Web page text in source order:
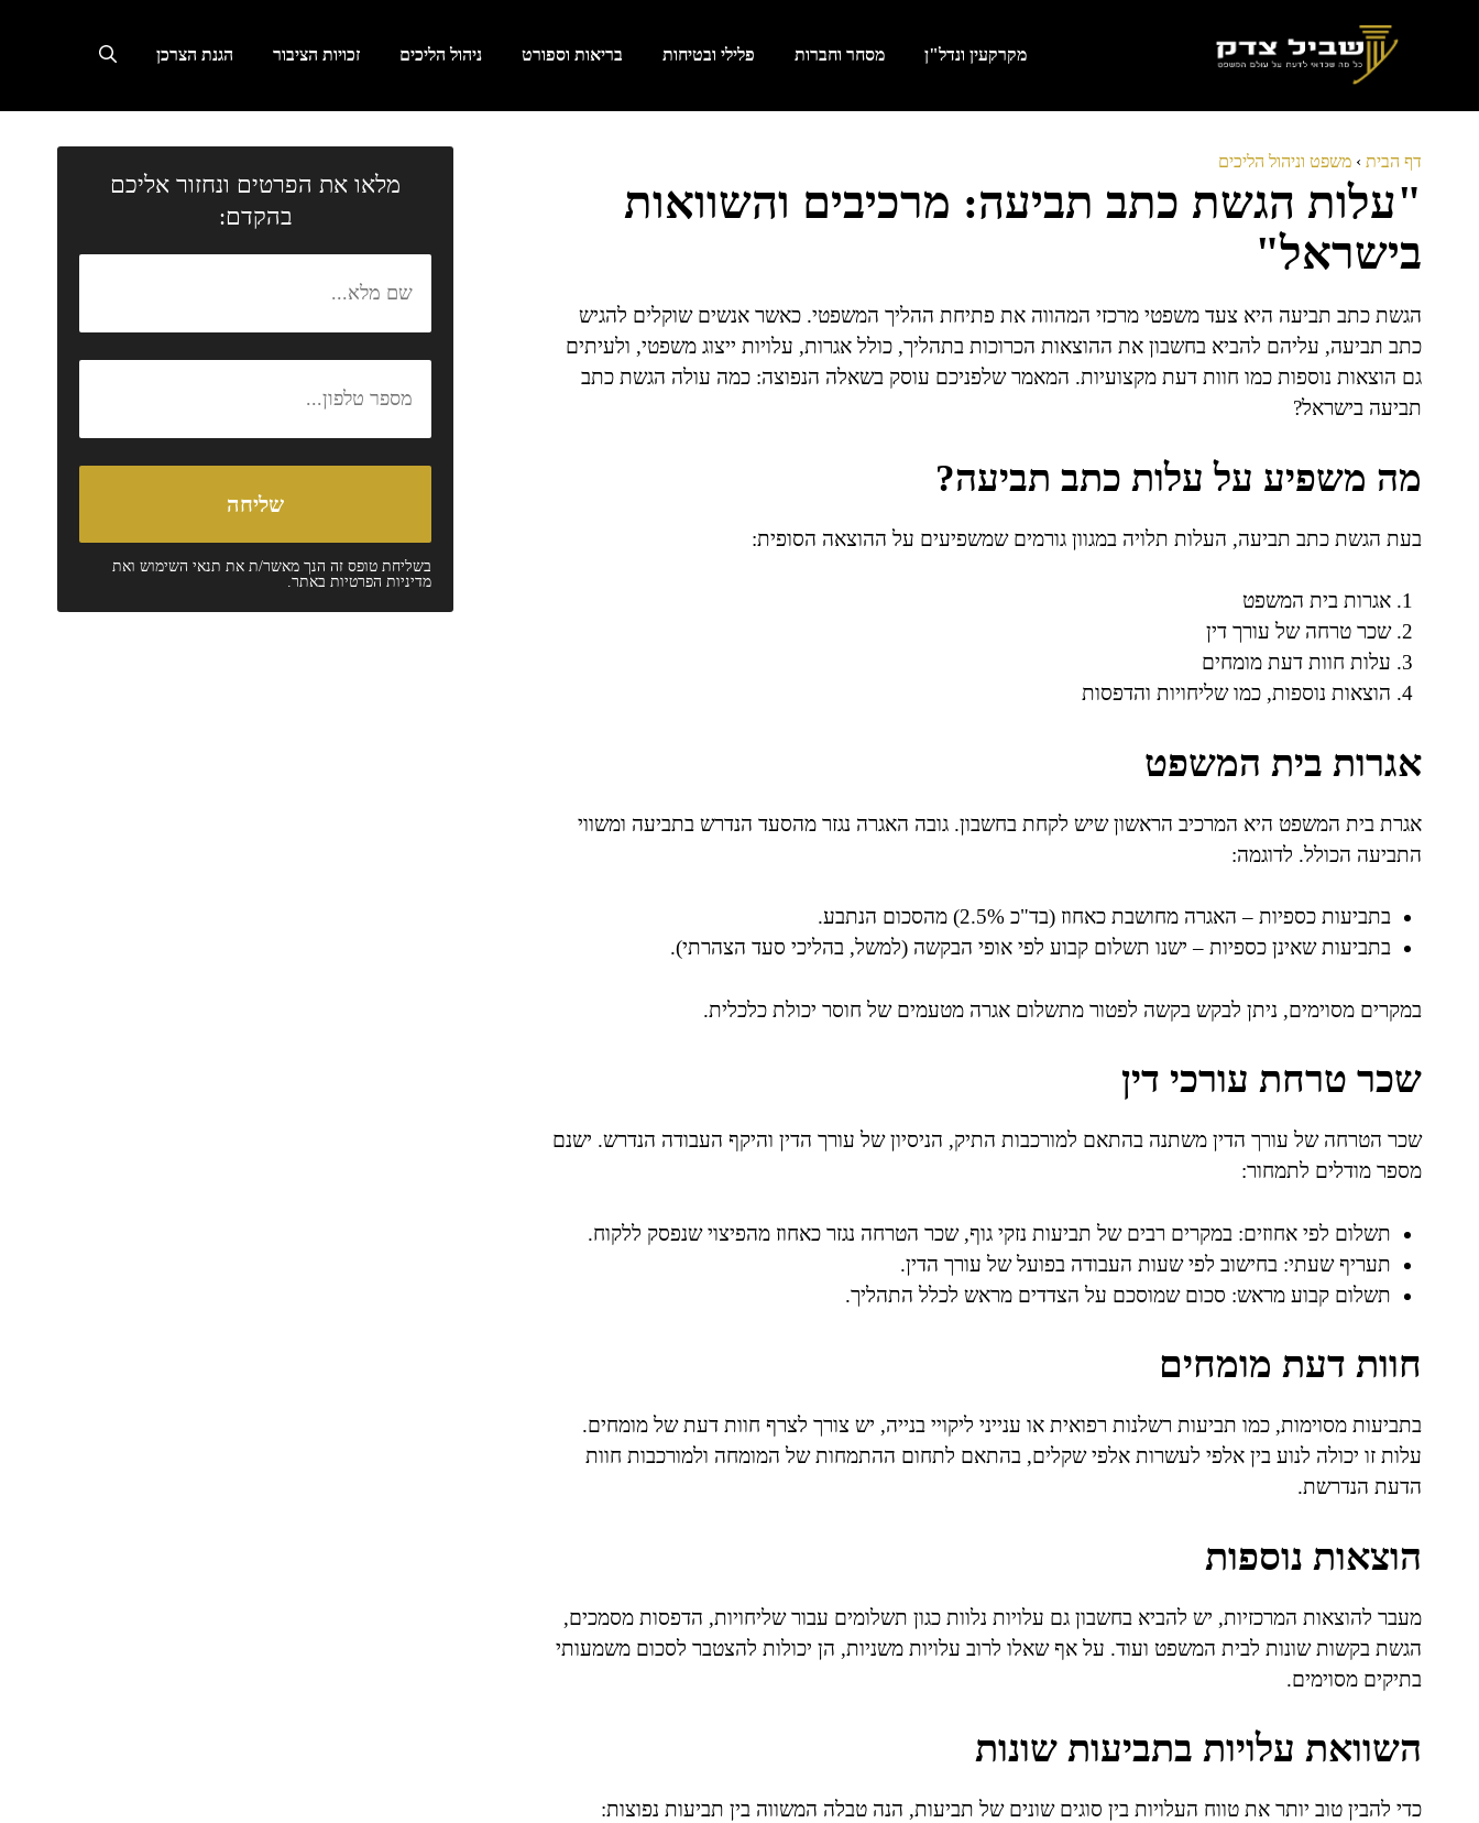
מקרקעין ונדל"ן מסחר וחברות פלילי ובטיחות בריאות וספורט ניהול הליכים זכויות הציבור הגנת הצרכן
דף הבית › משפט וניהול הליכים
"עלות הגשת כתב תביעה: מרכיבים והשוואות
בישראל"
הגשת כתב תביעה היא צעד משפטי מרכזי המהווה את פתיחת ההליך המשפטי. כאשר אנשים שוקלים להגיש
כתב תביעה, עליהם להביא בחשבון את ההוצאות הכרוכות בתהליך, כולל אגרות, עלויות ייצוג משפטי, ולעיתים
גם הוצאות נוספות כמו חוות דעת מקצועיות. המאמר שלפניכם עוסק בשאלה הנפוצה: כמה עולה הגשת כתב
תביעה בישראל?
מה משפיע על עלות כתב תביעה?
בעת הגשת כתב תביעה, העלות תלויה במגוון גורמים שמשפיעים על ההוצאה הסופית:
אגרות בית המשפט
שכר טרחה של עורך דין
עלות חוות דעת מומחים
הוצאות נוספות, כמו שליחויות והדפסות
אגרות בית המשפט
אגרת בית המשפט היא המרכיב הראשון שיש לקחת בחשבון. גובה האגרה נגזר מהסעד הנדרש בתביעה ומשווי
התביעה הכולל. לדוגמה:
בתביעות כספיות – האגרה מחושבת כאחוז (בד"כ 2.5%) מהסכום הנתבע.
בתביעות שאינן כספיות – ישנו תשלום קבוע לפי אופי הבקשה (למשל, בהליכי סעד הצהרתי).
במקרים מסוימים, ניתן לבקש בקשה לפטור מתשלום אגרה מטעמים של חוסר יכולת כלכלית.
שכר טרחת עורכי דין
שכר הטרחה של עורך הדין משתנה בהתאם למורכבות התיק, הניסיון של עורך הדין והיקף העבודה הנדרש. ישנם
מספר מודלים לתמחור:
תשלום לפי אחוזים: במקרים רבים של תביעות נזקי גוף, שכר הטרחה נגזר כאחוז מהפיצוי שנפסק ללקוח.
תעריף שעתי: בחישוב לפי שעות העבודה בפועל של עורך הדין.
תשלום קבוע מראש: סכום שמוסכם על הצדדים מראש לכלל התהליך.
חוות דעת מומחים
בתביעות מסוימות, כמו תביעות רשלנות רפואית או ענייני ליקויי בנייה, יש צורך לצרף חוות דעת של מומחים.
עלות זו יכולה לנוע בין אלפי לעשרות אלפי שקלים, בהתאם לתחום ההתמחות של המומחה ולמורכבות חוות
הדעת הנדרשת.
הוצאות נוספות
מעבר להוצאות המרכזיות, יש להביא בחשבון גם עלויות נלוות כגון תשלומים עבור שליחויות, הדפסות מסמכים,
הגשת בקשות שונות לבית המשפט ועוד. על אף שאלו לרוב עלויות משניות, הן יכולות להצטבר לסכום משמעותי
בתיקים מסוימים.
השוואת עלויות בתביעות שונות
כדי להבין טוב יותר את טווח העלויות בין סוגים שונים של תביעות, הנה טבלה המשווה בין תביעות נפוצות:
מלאו את הפרטים ונחזור אליכם
בהקדם:
בשליחת טופס זה הנך מאשר/ת את תנאי השימושואת
מדיניות הפרטיותבאתר.